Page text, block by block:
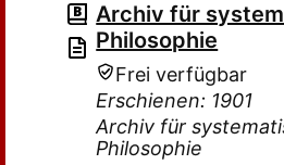
Archiv für
Philosophie
Frei verfügbar
Erschienen: 1901
Archiv für
Philosophie